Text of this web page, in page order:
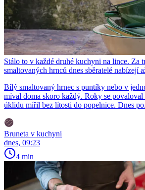
Stálo to v každé druhé kuchyni na lince. Za
smaltovaných hrnců dnes sběratelé nabízejí
Bílý smaltovaný hrnec s puntíky nebo v
míval doma skoro každý. Roky se
úklidu mířil bez lítosti do popelnice. Dnes
Bruneta v kuchyni
dnes, 09:23
4 min